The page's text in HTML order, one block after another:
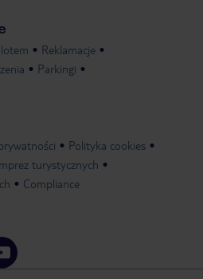
Reklamacje
Parkingi
Polityka cookies
turystycznych
Compliance